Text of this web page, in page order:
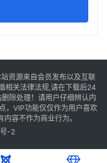
资源来自会员发布以及互联
相关法律法规,请在下载后24
除处理！请用户仔细辨认内
，VIP功能仅仅作为用户喜欢
容不作为商业行为。
-2